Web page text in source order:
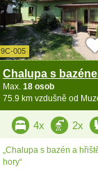
9C-005
Max. 18 osob
75.9 km vzdušně od
4x 2x
„Chalupa s bazén a
hory“